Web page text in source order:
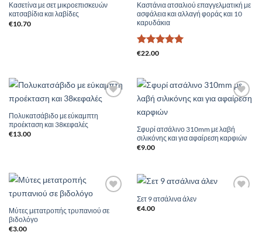
Κασετίνα με σετ μικροεπισκευών
κατσαβίδια και λαβίδες
€10.70
Καστάνια ατσαλιού επαγγελματική με
ασφάλεια και αλλαγή φοράς και 10
καρυδάκια
Βαθμολογήθηκε
€22.00
Add to
Πολυκατσάβιδο με εύκαμπτη
προέκταση και 38κεφαλές
€13.00
Add to
Σφυρί ατσάλινο 310mm με λαβή
σιλικόνης και για αφαίρεση καρφιών
€9.00
Wishlist
Μύτες μετατροπής τρυπανιού σε
βιδολόγο
€3.00
Σετ 9 ατσάλινα άλεν
€4.00